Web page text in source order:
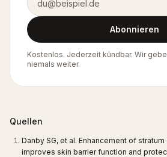
Abonnieren
Kostenlos. Jederzeit kündbar. Wir
niemals weiter.
Quellen
Danby SG, et al. Enhancement of
improves skin barrier function and